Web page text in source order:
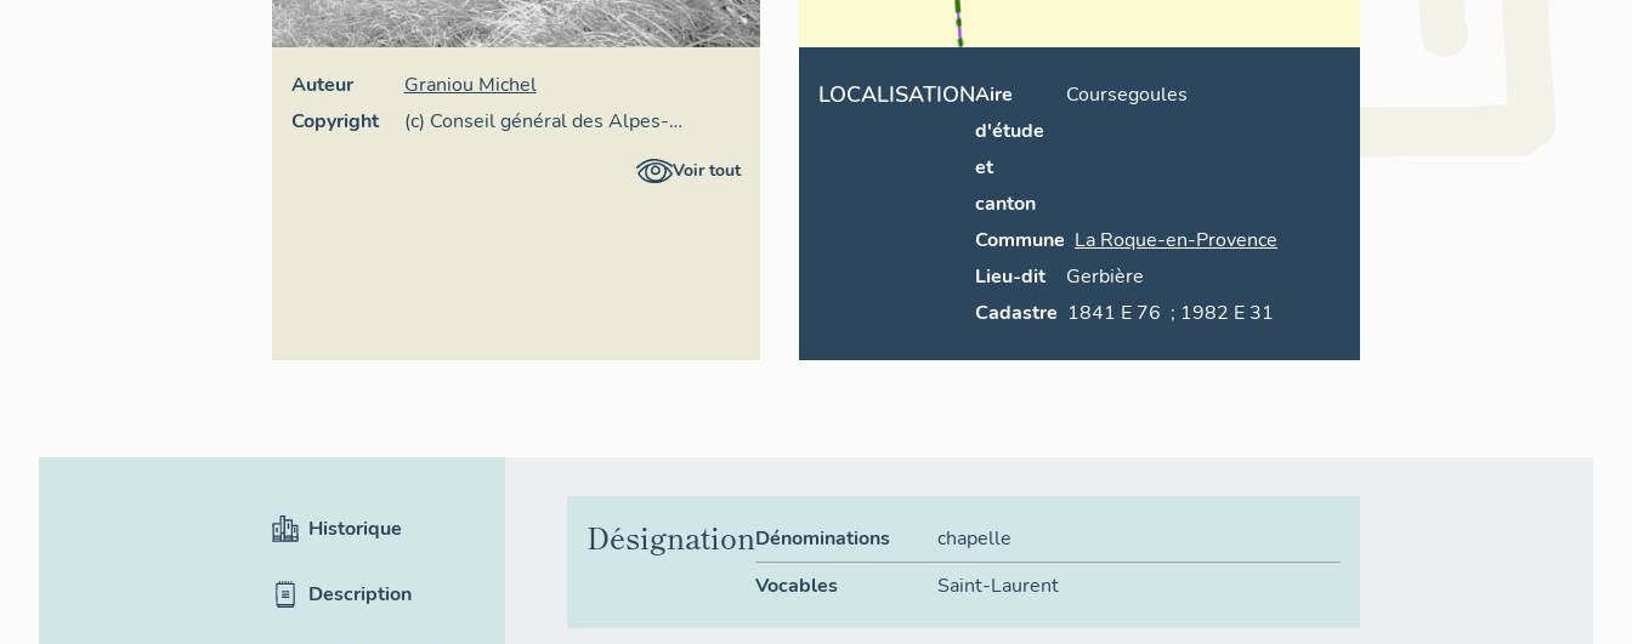
Auteur
Graniou Michel
Copyright
(c) Conseil général des Alpes-
Voir tout
LOCALISATIONAire
d'étude
et
canton
Coursegoules
Commune La Roque-en-Provence
Lieu-dit
Gerbière
Cadastre
1841 E 76 ; 1982 E 31
Historique
Description
DésignationDénominations
chapelle
Vocables
Saint-Laurent